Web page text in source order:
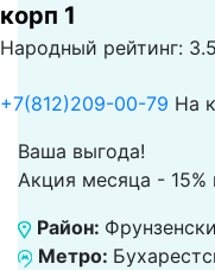
корп 1
Народный рейтинг:
+7(812)209-00-79 На
Ваша выгода!
Акция месяца -
Район:
Метро: